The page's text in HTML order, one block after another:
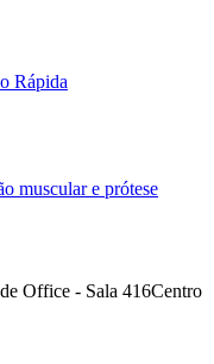
Rápida
muscular e prótese
Office - Sala 416Centro